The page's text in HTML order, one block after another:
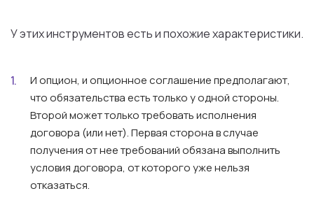
У этих инструментов есть и похожие характеристики.
И опцион, и опционное соглашение предполагают,
что обязательства есть только у одной стороны.
Второй может только требовать исполнения
договора (или нет). Первая сторона в случае
получения от нее требований обязана выполнить
условия договора, от которого уже нельзя
отказаться.